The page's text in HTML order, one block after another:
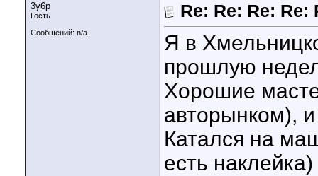
3y6p
Гость
Сообщений: n/a
Re: Re: Re:
Я в
прошлую
Хорошие
авторынком),
Катался на
есть